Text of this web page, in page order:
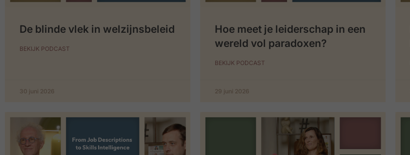
De blinde vlek in welzijnsbeleid
BEKIJK PODCAST
30 juni 2026
Hoe meet je leiderschap in een
wereld vol paradoxen?
BEKIJK PODCAST
29 juni 2026